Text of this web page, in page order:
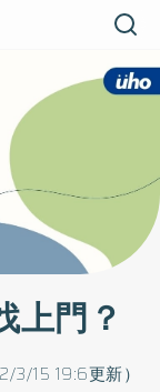
門？
15 19:6更新）